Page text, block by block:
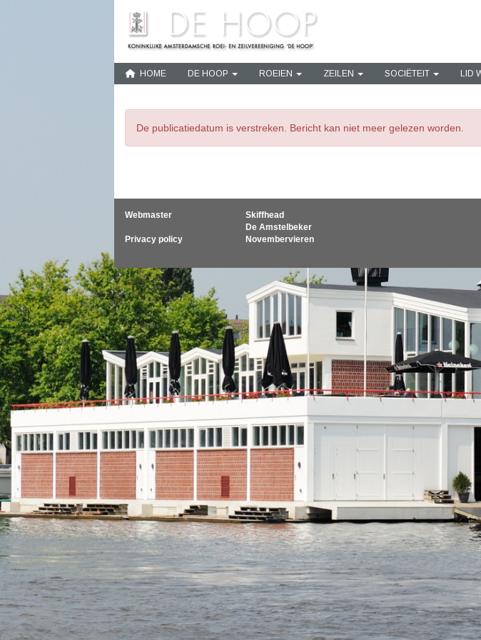
HOME DE HOOP ROEIEN ZEILEN SOCIËTEIT LID
De publicatiedatum is verstreken. Bericht kan niet meer gelezen worden.
Webmaster
Privacy policy
Skiffhead
De Amstelbeker
Novembervieren